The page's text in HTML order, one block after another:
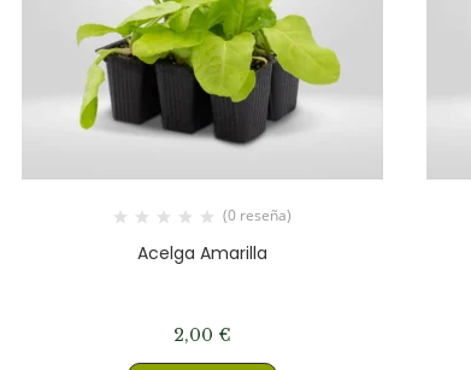
(0 reseña)
Acelga Amarilla
2,00 €